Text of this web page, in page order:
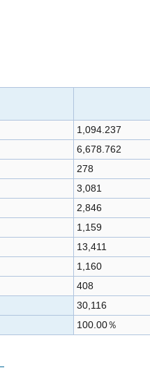
1,094.237
6,678.762
278
3,081
2,846
1,159
13,411
1,160
408
30,116
100.00％